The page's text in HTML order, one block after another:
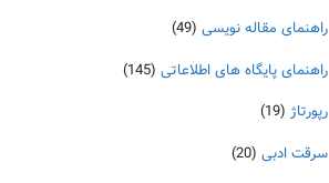
راهنمای مقاله نویسی (49)
راهنمای پایگاه های اطلاعاتی (145)
رپورتاژ (19)
سرقت ادبی (20)